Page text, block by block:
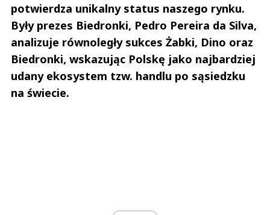
potwierdza unikalny status naszego rynku.
Były prezes Biedronki, Pedro Pereira da Silva,
analizuje równoległy sukces Żabki, Dino oraz
Biedronki, wskazując Polskę jako najbardziej
udany ekosystem tzw. handlu po sąsiedzku
na świecie.